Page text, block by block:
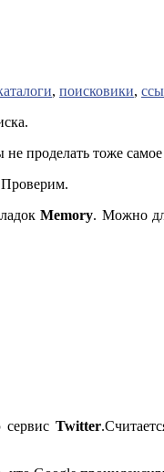
, поисковики,
проделать тоже
Проверим.
Memory. Можно
сервис Twitter